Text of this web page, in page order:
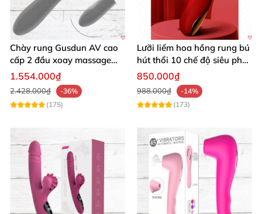
Chày rung Gusdun AV cao
cấp 2 đầu xoay massage
kích thích
1.554.000₫
2.428.000₫
-36%
(175)
Lưỡi liếm hoa hồng rung bú
hút thổi 10 chế độ siêu phê
kích thích
850.000₫
988.000₫
-14%
(173)